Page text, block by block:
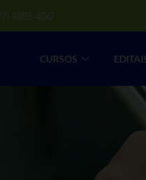
98118-4047
CURSOS